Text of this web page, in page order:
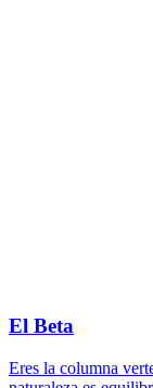
El Beta
Eres la columna